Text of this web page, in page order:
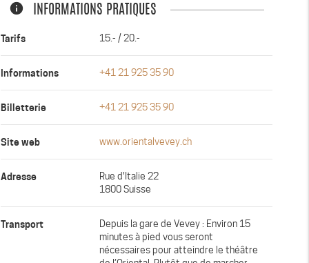
info INFORMATIONS PRATIQUES
Tarifs 15.- / 20.-
Informations +41 21 925 35 90
Billetterie +41 21 925 35 90
Site web www.orientalvevey.ch
Adresse
Rue d'Italie 22
1800 Suisse
Transport
Depuis la gare de Vevey : Environ 15
minutes à pied vous seront
nécessaires pour atteindre le théâtre